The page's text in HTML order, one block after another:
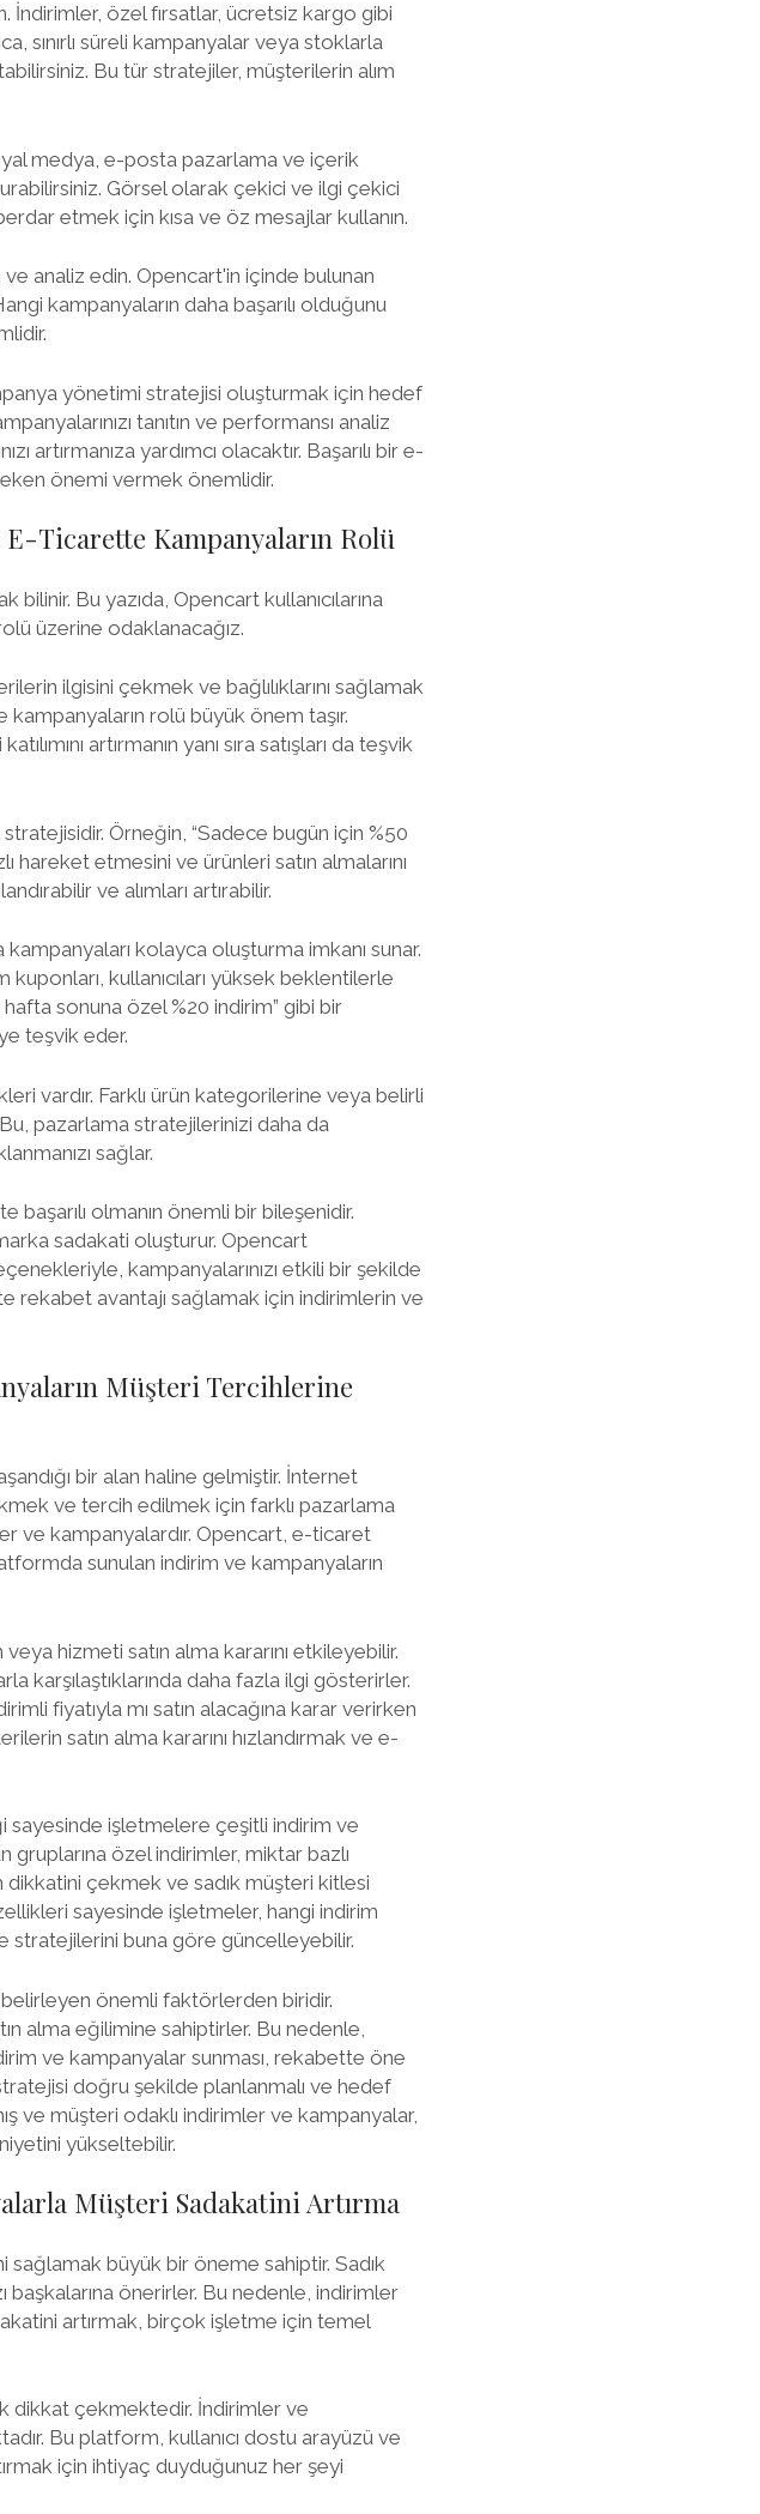
özel fırsatlar, ücretsiz kargo gibi
sınırlı süreli kampanyalar veya stoklarla
Bu tür stratejiler, müşterilerin alım
medya, e-posta pazarlama ve içerik
Görsel olarak çekici ve ilgi çekici
etmek için kısa ve öz mesajlar kullanın.
ve analiz edin. Opencart'in içinde bulunan
kampanyaların daha başarılı olduğunu
yönetimi stratejisi oluşturmak için hedef
tanıtın ve performansı analiz
artırmanıza yardımcı olacaktır. Başarılı bir e-
önemi vermek önemlidir.
Ticarette Kampanyaların Rolü
Bu yazıda, Opencart kullanıcılarına
üzerine odaklanacağız.
ilgisini çekmek ve bağlılıklarını sağlamak
rolü büyük önem taşır.
artırmanın yanı sıra satışları da teşvik
Örneğin, “Sadece bugün için %50
hareket etmesini ve ürünleri satın almalarını
ve alımları artırabilir.
kolayca oluşturma imkanı sunar.
kullanıcıları yüksek beklentilerle
sonuna özel %20 indirim” gibi bir
teşvik eder.
vardır. Farklı ürün kategorilerine veya belirli
pazarlama stratejilerinizi daha da
sağlar.
başarılı olmanın önemli bir bileşenidir.
marka sadakati oluşturur. Opencart
kampanyalarınızı etkili bir şekilde
rekabet avantajı sağlamak için indirimlerin ve
Müşteri Tercihlerine
bir alan haline gelmiştir. İnternet
ve tercih edilmek için farklı pazarlama
ve kampanyalardır. Opencart, e-ticaret
sunulan indirim ve kampanyaların
hizmeti satın alma kararını etkileyebilir.
karşılaştıklarında daha fazla ilgi gösterirler.
fiyatıyla mı satın alacağına karar verirken
satın alma kararını hızlandırmak ve e-
sayesinde işletmelere çeşitli indirim ve
gruplarına özel indirimler, miktar bazlı
çekmek ve sadık müşteri kitlesi
sayesinde işletmeler, hangi indirim
stratejilerini buna göre güncelleyebilir.
önemli faktörlerden biridir.
alma eğilimine sahiptirler. Bu nedenle,
ve kampanyalar sunması, rekabette öne
doğru şekilde planlanmalı ve hedef
ve müşteri odaklı indirimler ve kampanyalar,
yükseltebilir.
Müşteri Sadakatini Artırma
büyük bir öneme sahiptir. Sadık
başkalarına önerirler. Bu nedenle, indirimler
artırmak, birçok işletme için temel
dikkat çekmektedir. İndirimler ve
Bu platform, kullanıcı dostu arayüzü ve
için ihtiyaç duyduğunuz her şeyi